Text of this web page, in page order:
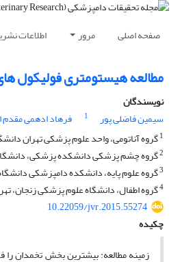
صفحه اصلی مرور اطلاعات
مطالعه هیستومتری فولیکول
نویسندگان
سیمین فاضلی پور
1 فرهاد ادهمی
1گروه آناتومی، واحد علوم پزشکی تهران
2گروه چشم پزشکی دانشکده پزشکی، دانشگاه
3گروه علوم پایه، دانشکده دامپزشکی
4گروه اطفال، دانشگاه علوم پزشکی زنجان،
10.22059/jvr.2015.55274
چکیده
زمینه مطالعه:بیشترین بخش تخمدان را